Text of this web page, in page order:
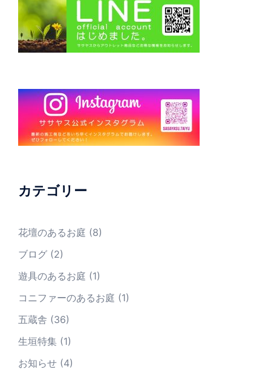
カテゴリー
花壇のあるお庭 (8)
ブログ (2)
遊具のあるお庭 (1)
コニファーのあるお庭 (1)
五蔵舎 (36)
生垣特集 (1)
お知らせ (4)